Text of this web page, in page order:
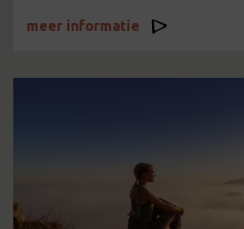
meer informatie